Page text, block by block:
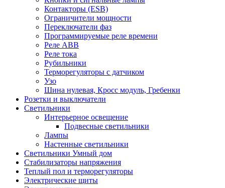
Контакторы (ESB)
Ограничители мощности
Переключатели фаз
Программируемые реле времени
Реле ABB
Реле тока
Рубильники
Терморегуляторы с датчиком
Узо
Шина нулевая, Кросс модуль, Гребенки
Розетки и выключатели
Светильники
Интерьерное освещение
Подвесные светильники
Лампы
Настенные светильники
Светильники Умный дом
Стабилизаторы напряжения
Теплый пол и терморегуляторы
Электрические щиты